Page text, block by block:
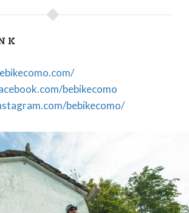
bebikecomo
bebikecomo/